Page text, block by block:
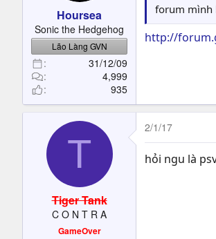
Hoursea
Sonic the Hedgehog
Lão Làng GVN
31/12/09
4,999
935
forum mình
http://
T
Tiger Tank
C O N T R A
GameOver
2/1/17
hỏi ngu là